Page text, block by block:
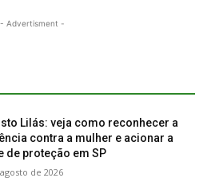
- Advertisment -
Lilás: veja como reconhecer a
contra a mulher e acionar a
de proteção em SP
de 2026